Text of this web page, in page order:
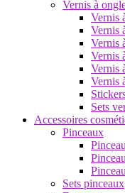
Vernis à
Vernis
Vernis
Vernis
Vernis
Vernis
Vernis
Sets
Accessoires
Pinceaux
Sets pinceaux